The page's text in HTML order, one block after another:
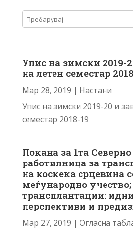
Упис на зимски 2019-
на летен семестар
Мар 28, 2019 | Настани
Упис на зимски 2019-20 и
семестар 2018-19
Покана за 1та
работилница за
на коскека срцевина
меѓународно учество;
трансплантации: идни
перспективи и
Мар 27, 2019 | Огласна